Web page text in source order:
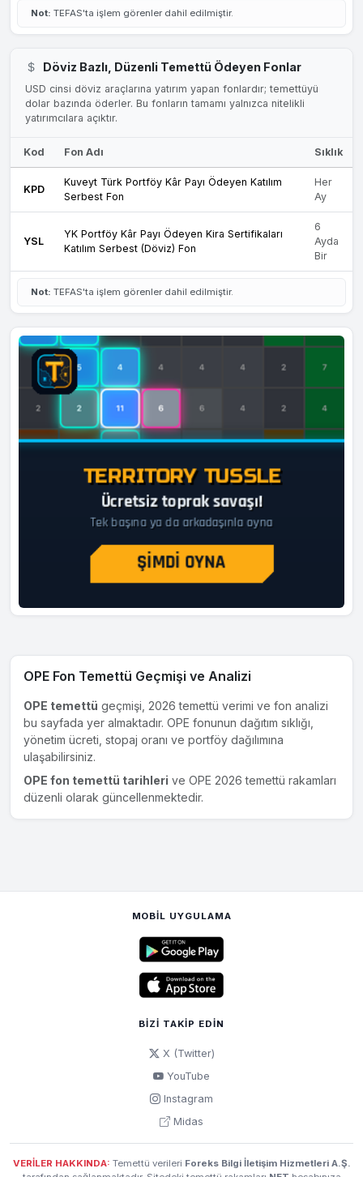
Not: TEFAS'ta işlem görenler dahil edilmiştir.
Döviz Bazlı, Düzenli Temettü Ödeyen Fonlar
USD cinsi döviz araçlarına yatırım yapan fonlardır; temettüyü
dolar bazında öderler. Bu fonların tamamı yalnızca nitelikli
yatırımcılara açıktır.
Kod Fon Adı Sıklık
KPD
Kuveyt Türk Portföy Kâr Payı Ödeyen Katılım
Serbest Fon
Her
Ay
YSL
YK Portföy Kâr Payı Ödeyen Kira Sertifikaları
Katılım Serbest (Döviz) Fon
6
Ayda
Bir
Not: TEFAS'ta işlem görenler dahil edilmiştir.
OPE Fon Temettü Geçmişi ve Analizi
OPE temettü geçmişi, 2026 temettü verimi ve fon analizi
bu sayfada yer almaktadır. OPE fonunun dağıtım sıklığı,
yönetim ücreti, stopaj oranı ve portföy dağılımına
ulaşabilirsiniz.
OPE fon temettü tarihleri ve OPE 2026 temettü rakamları
düzenli olarak güncellenmektedir.
MOBIL UYGULAMA
BIZI TAKIP EDIN
X (Twitter)
YouTube
Instagram
Midas
VERİLER HAKKINDA: Temettü verileri Foreks Bilgi İletişim Hizmetleri A.Ş.